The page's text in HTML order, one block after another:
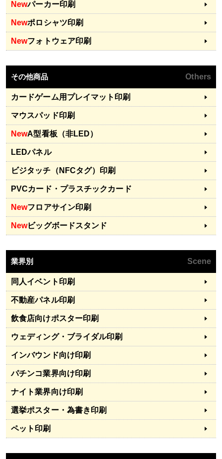
Newパーカー印刷
Newポロシャツ印刷
Newフォトウェア印刷
その他商品 Others
カードゲーム用プレイマット印刷
マウスパッド印刷
NewA型看板（非LED）
LEDパネル
ビジタッチ（NFCタグ）印刷
PVCカード・プラスチックカード
Newフロアサイン印刷
Newビッグボードスタンド
業界別 Scene
同人イベント印刷
不動産パネル印刷
飲食店向けポスター印刷
ウェディング・ブライダル印刷
インバウンド向け印刷
パチンコ業界向け印刷
ナイト業界向け印刷
選挙ポスター・為書き印刷
ペット印刷